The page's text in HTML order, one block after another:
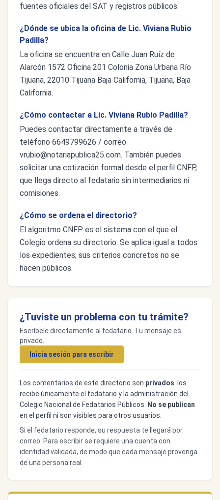
fuentes oficiales del SAT y registros públicos.
¿Dónde se ubica la oficina de Lic. Viviana Rubio
Padilla?
La oficina se encuentra en Calle Juan Ruíz de
Alarcón 1572 Oficina 201 Colonia Zona Urbana Río
Tijuana, 22010 Tijuana Baja California, Tijuana, Baja
California.
¿Cómo contactar a Lic. Viviana Rubio Padilla?
Puedes contactar directamente a través de
teléfono 6649799626 / correo
vrubio@notariapublica25.com. También puedes
solicitar una cotización formal desde el perfil CNFP,
que llega directo al fedatario sin intermediarios ni
comisiones.
¿Cómo se ordena el directorio?
El algoritmo CNFP es el sistema con el que el
Colegio ordena su directorio. Se aplica igual a todos
los expedientes; sus criterios concretos no se
hacen públicos.
¿Tuviste un problema con tu trámite?
Escríbele directamente al fedatario. Tu mensaje es
privado.
Inicia sesión para escribir
Los comentarios de este directorio son privados: los
recibe únicamente el fedatario y la administración del
Colegio Nacional de Fedatarios Públicos.
No se publican
en el perfil ni son visibles para otros usuarios.
Si el fedatario responde, su respuesta te llegará por
correo. Para escribir se requiere una cuenta con
identidad validada, de modo que cada mensaje provenga
de una persona real.